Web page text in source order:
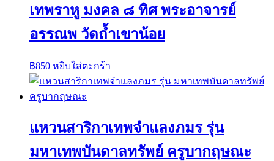
เทพราหู มงคล ๘ ทิศ พระอาจารย์
อรรณพ วัดถ้ำเขาน้อย
฿850 หยิบใส่ตะกร้า
แหวนสาริกาเทพจำแลงภมร รุ่น
มหาเทพบันดาลทรัพย์ ครูบากฤษณะ